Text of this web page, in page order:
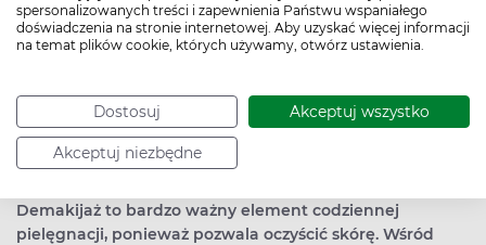
spersonalizowanych treści i zapewnienia Państwu wspaniałego
doświadczenia na stronie internetowej. Aby uzyskać więcej informacji
na temat plików cookie, których używamy, otwórz ustawienia.
Dostosuj Akceptuj wszystko
Akceptuj niezbędne
Demakijaż to bardzo ważny element codziennej
pielęgnacji, ponieważ pozwala oczyścić skórę. Wśród